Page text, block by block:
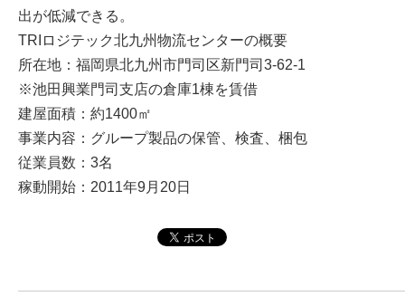
出が低減できる。
TRIロジテック北九州物流センターの概要
所在地：福岡県北九州市門司区新門司3-62-1
※池田興業門司支店の倉庫1棟を賃借
建屋面積：約1400㎡
事業内容：グループ製品の保管、検査、梱包
従業員数：3名
稼動開始：2011年9月20日